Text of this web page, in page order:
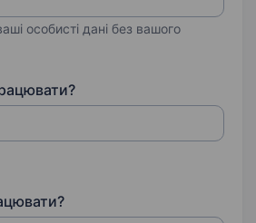
особисті дані без вашого